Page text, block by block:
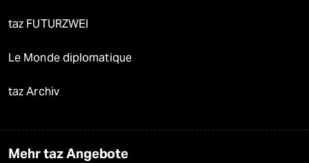
taz FUTURZWEI
Le Monde diplomatique
taz Archiv
Mehr taz Angebote